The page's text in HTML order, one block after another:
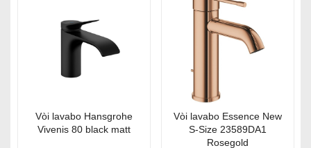
Vòi lavabo Hansgrohe
Vivenis 80 black matt
Vòi lavabo Essence New
S-Size 23589DA1
Rosegold